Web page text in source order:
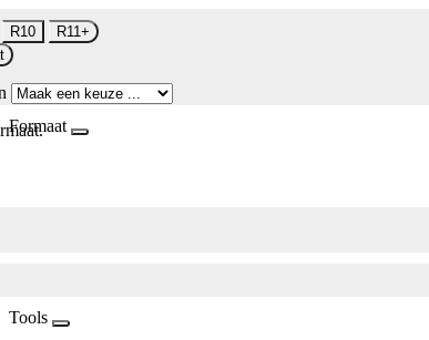
R10
R11+
Formaat
Tools